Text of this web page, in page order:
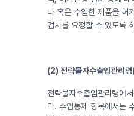
나 혹은 수입한 제품을 허
검사를 요청할 수 있도록
(2) 전략물자수출입
전략물자수출입관리령에
다. 수입통제 항목에서는